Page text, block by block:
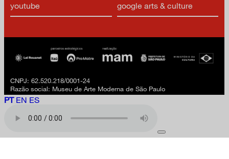
youtube google arts & culture
CNPJ: 62.520.218/0001-24
Razão social: Museu de Arte Moderna de São Paulo
PT EN ES